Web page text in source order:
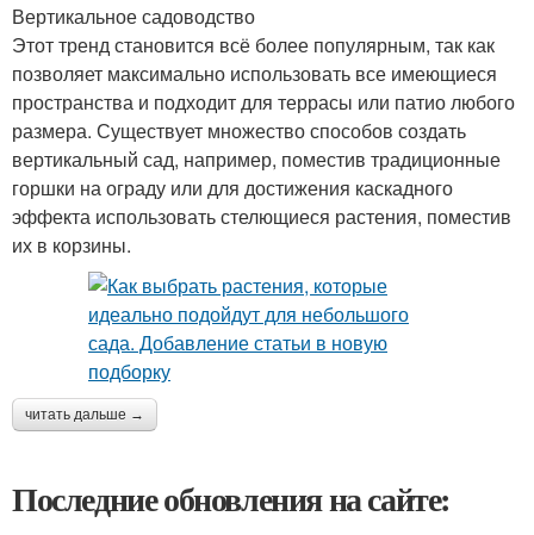
Вертикальное садоводство
Этот тренд становится всё более популярным, так как
позволяет максимально использовать все имеющиеся
пространства и подходит для террасы или патио любого
размера. Существует множество способов создать
вертикальный сад, например, поместив традиционные
горшки на ограду или для достижения каскадного
эффекта использовать стелющиеся растения, поместив
их в корзины.
читать дальше →
Последние обновления на сайте: